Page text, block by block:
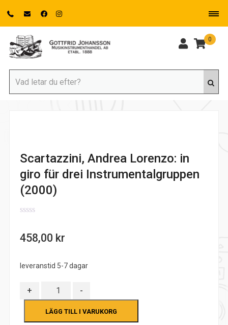
0
Scartazzini, Andrea Lorenzo: in
giro für drei Instrumentalgruppen
(2000)
of
458,00 kr
leveranstid 5-7 dagar
+ Antal -
LÄGG TILL I VARUKORG